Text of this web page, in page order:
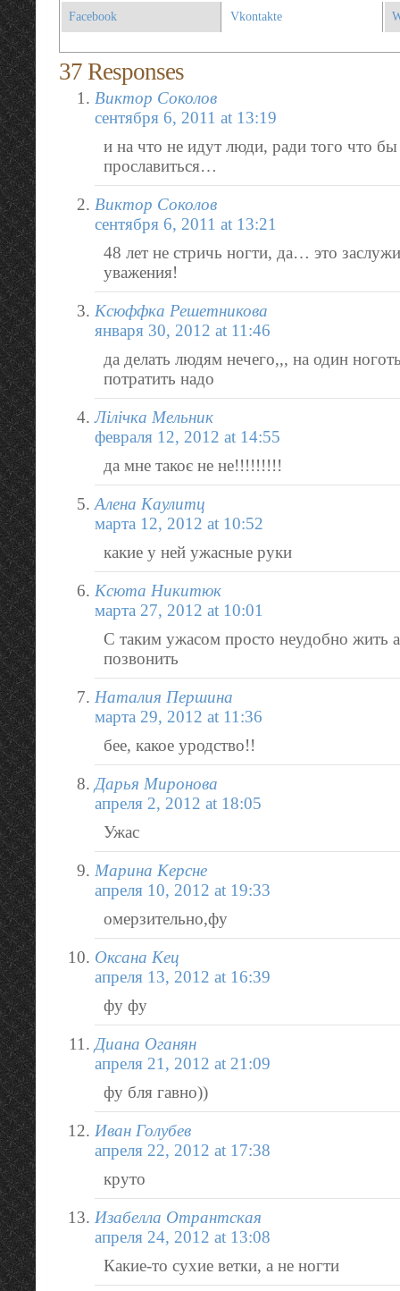
Facebook Vkontakte
37 Responses
Виктор Соколов
сентября 6, 2011 at 13:19
и на что не идут люди, ради того что бы
прославиться…
Виктор Соколов
сентября 6, 2011 at 13:21
48 лет не стричь ногти, да… это
уважения!
Ксюффка Решетникова
января 30, 2012 at 11:46
да делать людям нечего,,, на один
потратить надо
Лілічка Мельник
февраля 12, 2012 at 14:55
да мне такоє не не!!!!!!!!!
Алена Каулитц
марта 12, 2012 at 10:52
какие у ней ужасные руки
Ксюта Никитюк
марта 27, 2012 at 10:01
С таким ужасом просто неудобно жить а
позвонить
Наталия Першина
марта 29, 2012 at 11:36
бее, какое уродство!!
Дарья Миронова
апреля 2, 2012 at 18:05
Ужас
Марина Керсне
апреля 10, 2012 at 19:33
омерзительно,фу
Оксана Кец
апреля 13, 2012 at 16:39
фу фу
Диана Оганян
апреля 21, 2012 at 21:09
фу бля гавно))
Иван Голубев
апреля 22, 2012 at 17:38
круто
Изабелла Отрантская
апреля 24, 2012 at 13:08
Какие-то сухие ветки, а не ногти